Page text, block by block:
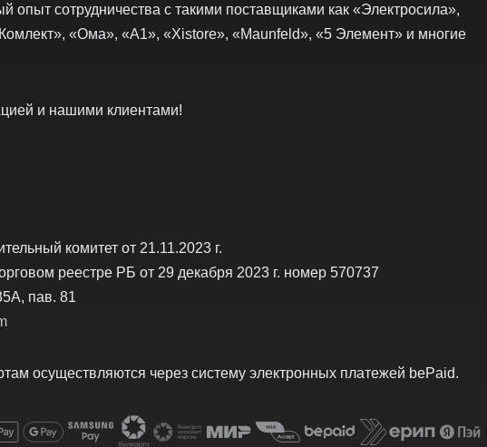
опыт сотрудничества с такими поставщиками как «Электросила»,
«Ома», «А1», «Xistore», «Maunfeld», «5 Элемент» и многие
и нашими клиентами!
комитет от 21.11.2023 г.
реестре РБ от 29 декабря 2023 г. номер 570737
пав. 81
осуществляются через систему электронных платежей bеPаid.